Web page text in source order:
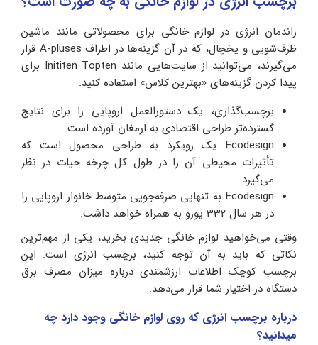
راندمان انرژی در لوازم خانگی برای محصولاتی مانند ماشین
ظرف‌شویی و یخچال، که در آن گزینه‌ها در اطراف A-pluses قرار
می‌گیرند، می‌توانید از سایت‌هایی مانند Inititen Topten برای
پیدا کردن گزینه‌های «بهترین کلاس» استفاده کنید.
برچسب‌گذاری، یک دستورالعمل اروپایی را برای نتایج
گسترده‌تر طراحی اقتصادی به ارمغان آورده است.
Ecodesign یک رویکرد به طراحی محصول است که
تأثیرات محیطی آن را در طول کل چرخه حیات در نظر
می‌گیرد.
Ecodesign به تنهایی صرفه‌جویی متوسط خانوار اروپایی را
در هر سال 332 یورو به همراه خواهد داشت.
وقتی می‌خواهید لوازم خانگی جدیدی بخرید، یکی از مهم‌ترین
نکاتی که باید به آن توجه کنید، برچسب انرژی است. این
برچسب کوچک اطلاعات ارزشمندی درباره میزان مصرف برق
دستگاه در اختیار شما قرار می‌دهد.
درباره برچسب انرژی که روی لوازم خانگی وجود دارد چه
میدانید؟